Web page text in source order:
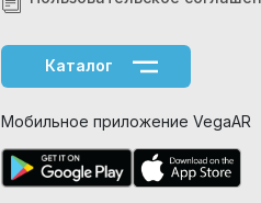
Каталог
Мобильное приложение VegaAR